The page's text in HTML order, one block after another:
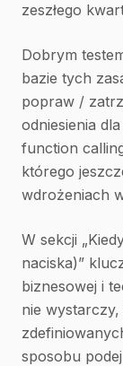
zeszłego
Dobrym
bazie tych
popraw /
odniesienia
function
którego
wdrożeniach
W sekcji
naciska)”
biznesowej i
nie wystarczy,
sposobu